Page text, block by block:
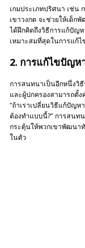
เกมประเภทปริศนา เช่น
เขาวงกต จะช่วยให้เด็ก
ได้ฝึกคิดถึงวิธีการแก้ปัญ
เหมาะสมที่สุดในการแก้
2. การแก้ไขปัญ
การสนทนาเป็นอีกหนึ่งวิธี
และผู้ปกครองสามารถตั้ง
“ถ้าเราเปลี่ยนวิธีแก้ปัญห
ต้องทำแบบนี้?” การสนท
กระตุ้นให้พวกเขาพัฒนา
ในตัว